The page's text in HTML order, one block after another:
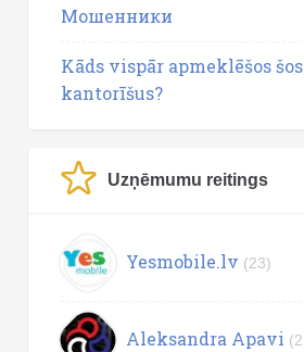
Мошенники
Kāds vispār apmeklēšos
kantorīšus?
Uzņēmumu reitings
Yesmobile.lv (23)
Aleksandra Apavi